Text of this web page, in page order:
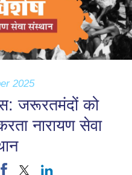
2025
जरूरतमंदों को
नारायण सेवा